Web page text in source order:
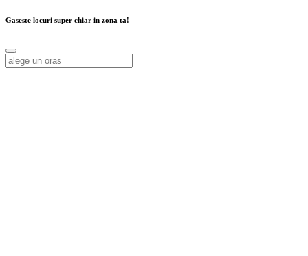
Gaseste locuri super chiar in zona ta!
Alege o locatie